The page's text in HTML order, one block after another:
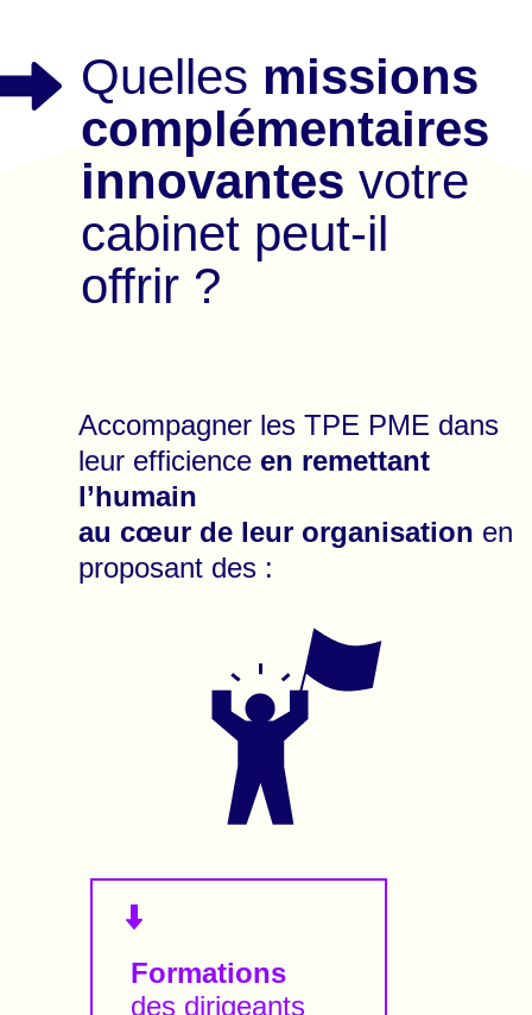
Quelles missions
complémentaires
innovantes votre
cabinet peut-il
offrir ?
Accompagner les TPE PME dans
leur efficience en remettant
l’humain
au cœur de leur organisation en
proposant des :
Formations
des dirigeants